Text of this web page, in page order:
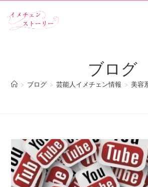
ブログ
> ブログ > 芸能人イメチェン情報 > 美容